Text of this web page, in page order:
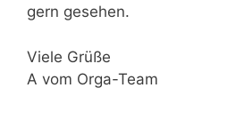
gern gesehen.
Viele Grüße
A vom Orga-Team